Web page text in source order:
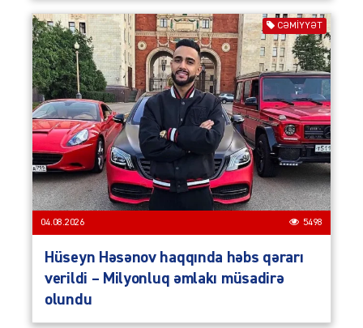
CƏMIYYƏT
04.08.2026 5498
Hüseyn Həsənov haqqında həbs qərarı
verildi – Milyonluq əmlakı müsadirə
olundu